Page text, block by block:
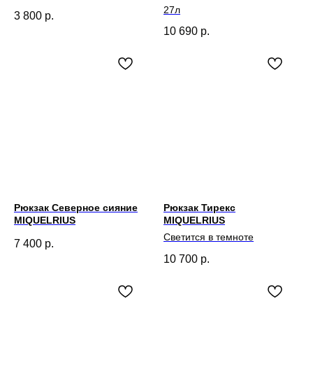
3 800 р.
27л
10 690 р.
Рюкзак Северное сияние
MIQUELRIUS
7 400 р.
Рюкзак Тирекс
MIQUELRIUS
Светится в темноте
10 700 р.